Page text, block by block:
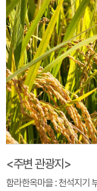
<주변 관광지>
함라한옥마을 : 천석지기